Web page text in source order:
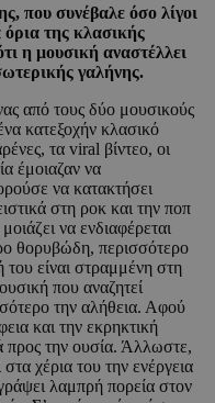
που συνέβαλε όσο λίγοι
όρια της κλασικής
η μουσική αναστέλλει
γαλήνης.
από τους δύο μουσικούς
κατεξοχήν κλασικό
τα viral βίντεο, οι
έμοιαζαν να
να κατακτήσει
στη ροκ και την ποπ
να ενδιαφέρεται
θορυβώδη, περισσότερο
είναι στραμμένη στη
που αναζητεί
την αλήθεια. Αφού
και την εκρηκτική
προς την ουσία. Άλλωστε,
χέρια του την ενέργεια
λαμπρή πορεία στον